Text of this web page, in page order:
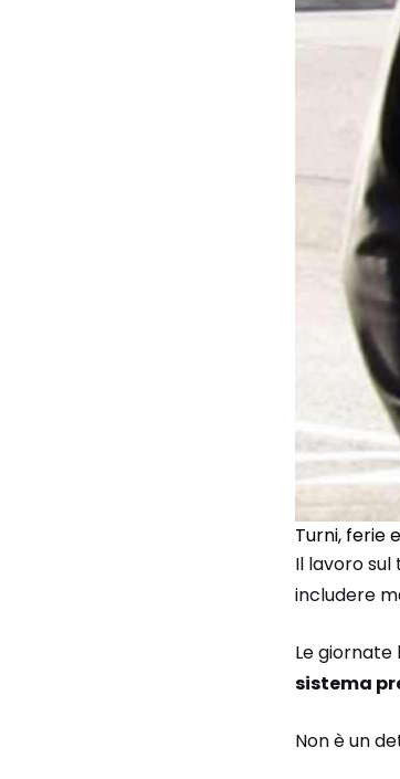
Turni, ferie
Il lavoro
includere
Le giornate
sistema
Non è un